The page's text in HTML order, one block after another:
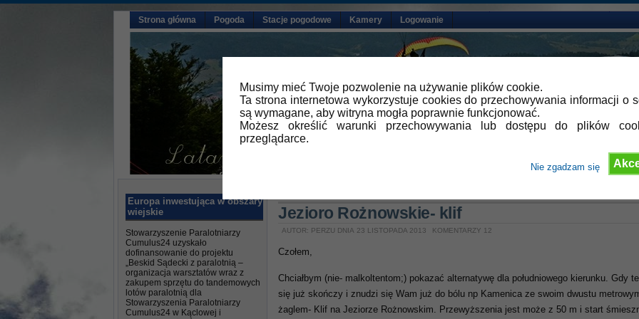
Musimy mieć Twoje pozwolenie na używanie plików cookie.
Ta strona internetowa wykorzystuje cookies do przechowywania informacji o
są wymagane, aby witryna mogła poprawnie funkcjonować.
Możesz określić warunki przechowywania lub dostępu do plików
przeglądarce.
Nie zgadzam się
Strona główna Pogoda Stacje pogodowe Kamery Logowanie
Europa inwestująca w obszary
wiejskie
Stowarzyszenie Paralotniarzy
Cumulus24 uzyskało
dofinansowanie do projektu
„Beskid Sądecki z paralotnią –
organizacja warsztatów wraz z
zakupem sprzętu do tandemowych
lotów paralotnią dla
Stowarzyszenia Paralotniarzy
Cumulus24 w Kąclowej i
Jezioro Rożnowskie- klif
AUTOR: PERZU DNIA 23 LISTOPADA 2013 KOMENTARZY 12
Czołem,
Chciałbym (nie- malkoltentom;) pokazać alternatywę dla południowego kierunku. Gdy
się już skończy i znudzi się Wam już do bólu np Kamenica ze swoim dwustu
żaglem- Klif na Jeziorze Rożnowskim. Przewyższenia jest może z 50 m i start